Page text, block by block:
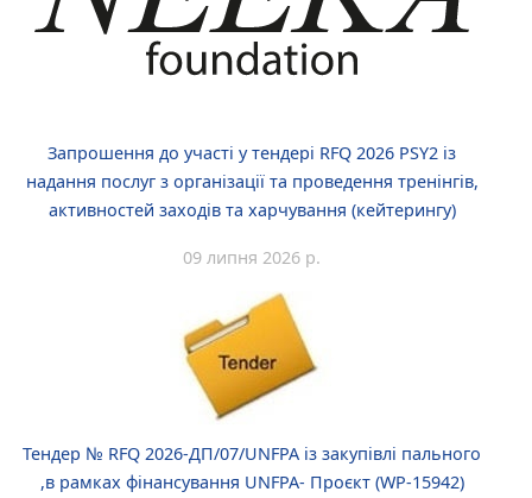
Запрошення до участі у тендері RFQ 2026 PSY2 із
надання послуг з організації та проведення тренінгів,
активностей заходів та харчування (кейтерингу)
09 липня 2026 р.
Тендер № RFQ 2026-ДП/07/UNFPA із закупівлі пального
,в рамках фінансування UNFPA- Проєкт (WP-15942)